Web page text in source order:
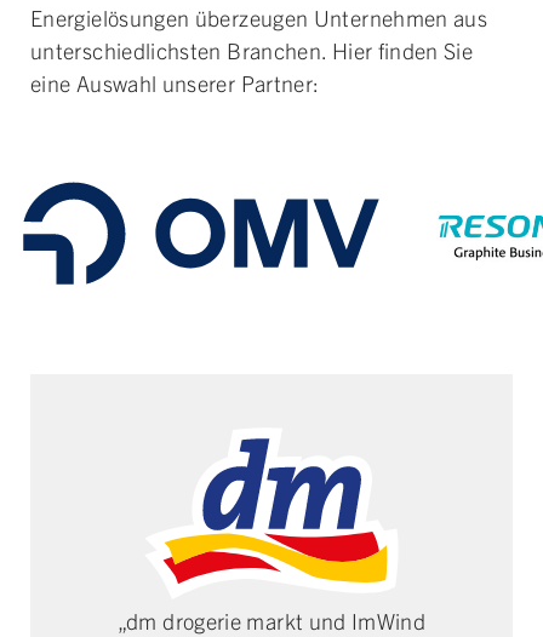
Energielösungen überzeugen Unternehmen aus
unterschiedlichsten Branchen. Hier finden Sie
eine Auswahl unserer Partner:
„dm drogerie markt und ImWind